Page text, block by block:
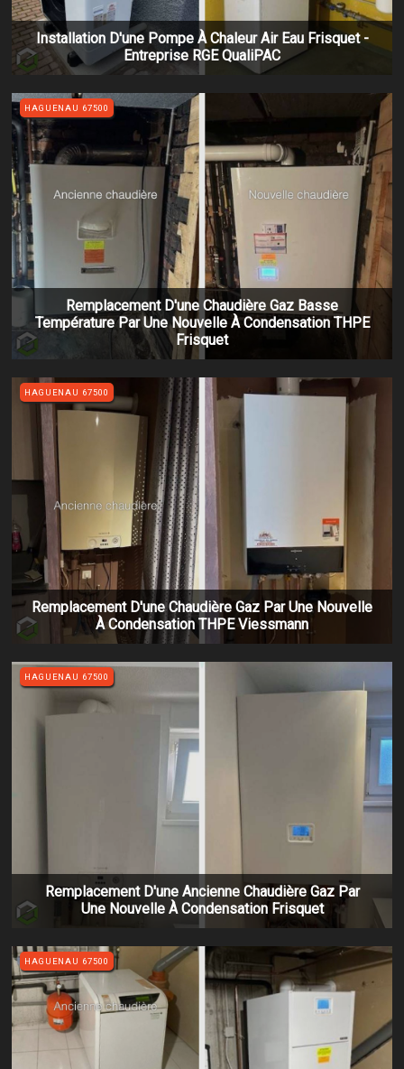
Installation D'une Pompe À Chaleur Air Eau Frisquet -
Entreprise RGE QualiPAC
Remplacement D'une Chaudière Gaz Basse
Température Par Une Nouvelle À Condensation THPE
Frisquet
HAGUENAU 67500
Remplacement D'une Chaudière Gaz Par Une Nouvelle
À Condensation THPE Viessmann
HAGUENAU 67500
Remplacement D'une Ancienne Chaudière Gaz Par
Une Nouvelle À Condensation Frisquet
HAGUENAU 67500
HAGUENAU 67500